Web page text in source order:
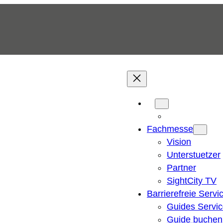
Fachmesse
Vision
Unterstuetzer
Partner
SightCity TV
Barrierefreie
Guides
Guide buchen